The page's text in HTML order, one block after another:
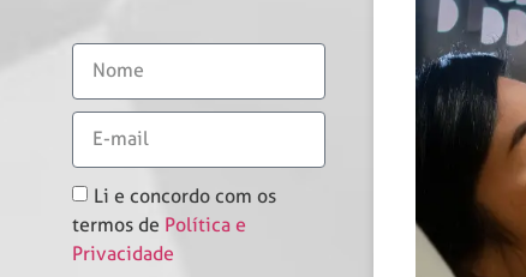
Li e concordo com os
termos de Política e
Privacidade